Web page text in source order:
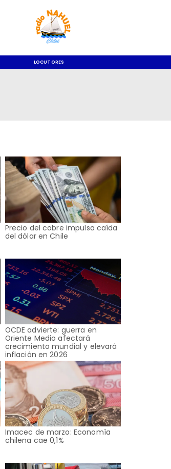
LOCUTORES
Precio del cobre impulsa caída
del dólar en Chile
OCDE advierte: guerra en
Oriente Medio afectará
crecimiento mundial y elevará
inflación en 2026
Imacec de marzo: Economía
chilena cae 0,1%